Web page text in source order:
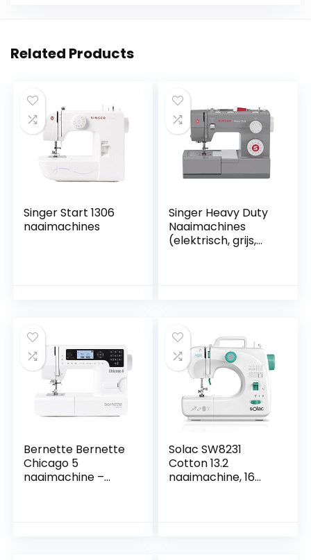
Related Products
Singer Start 1306
naaimachines
Singer Heavy Duty
Naaimachines
(elektrisch, grijs,
Bernette Bernette
Chicago 5
naaimachine –
Solac SW8231
Cotton 13.2
naaimachine, 16